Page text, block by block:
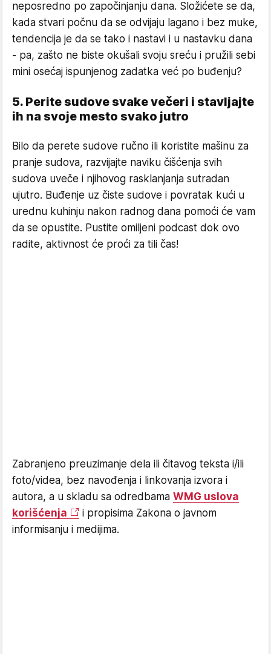
neposredno po započinjanju dana. Složićete se da,
kada stvari počnu da se odvijaju lagano i bez muke,
tendencija je da se tako i nastavi i u nastavku dana
- pa, zašto ne biste okušali svoju sreću i pružili sebi
mini osećaj ispunjenog zadatka već po buđenju?
5. Perite sudove svake večeri i stavljajte
ih na svoje mesto svako jutro
Bilo da perete sudove ručno ili koristite mašinu za
pranje sudova, razvijajte naviku čišćenja svih
sudova uveče i njihovog rasklanjanja sutradan
ujutro. Buđenje uz čiste sudove i povratak kući u
urednu kuhinju nakon radnog dana pomoći će vam
da se opustite. Pustite omiljeni podcast dok ovo
radite, aktivnost će proći za tili čas!
Zabranjeno preuzimanje dela ili čitavog teksta i/ili
foto/videa, bez navođenja i linkovanja izvora i
autora, a u skladu sa odredbama WMG uslova
korišćenja
i propisima Zakona o javnom
informisanju i medijima.